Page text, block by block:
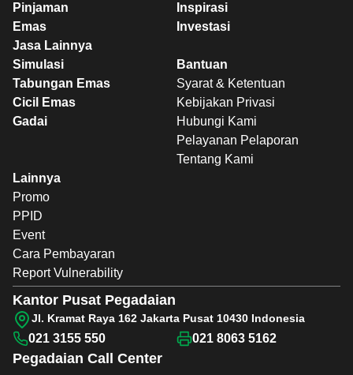
Pinjaman
Emas
Jasa Lainnya
Inspirasi
Investasi
Simulasi
Tabungan Emas
Cicil Emas
Gadai
Bantuan
Syarat & Ketentuan
Kebijakan Privasi
Hubungi Kami
Pelayanan Pelaporan
Tentang Kami
Lainnya
Promo
PPID
Event
Cara Pembayaran
Report Vulnerability
Pegadaian Call Center
Kantor Pusat Pegadaian
Jl. Kramat Raya 162 Jakarta Pusat 10430 Indonesia
021 3155 550 021 8063 5162